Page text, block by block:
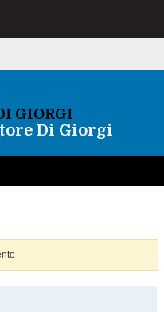
GIORGI
Di Giorgi